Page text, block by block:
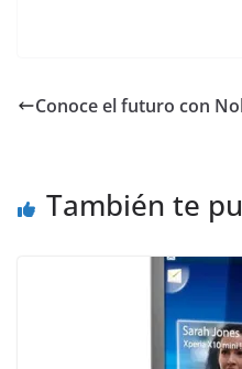
Conoce el futuro con
También te